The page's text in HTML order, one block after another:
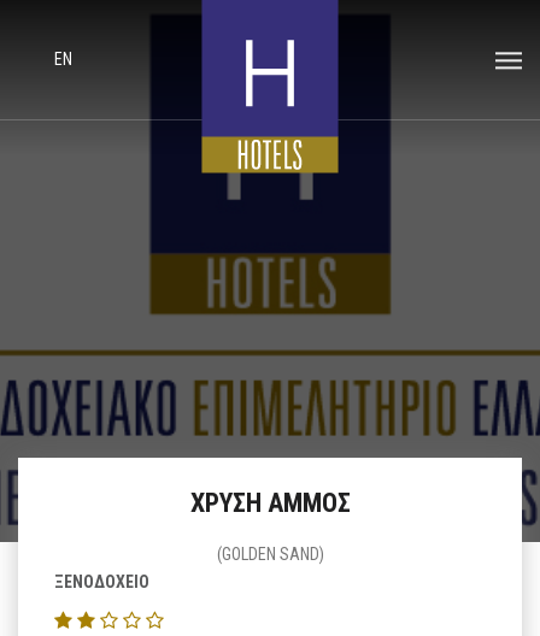
EN
ΧΡΥΣΗ ΑΜΜΟΣ
(GOLDEN SAND)
ΞΕΝΟΔΟΧΕΙΟ